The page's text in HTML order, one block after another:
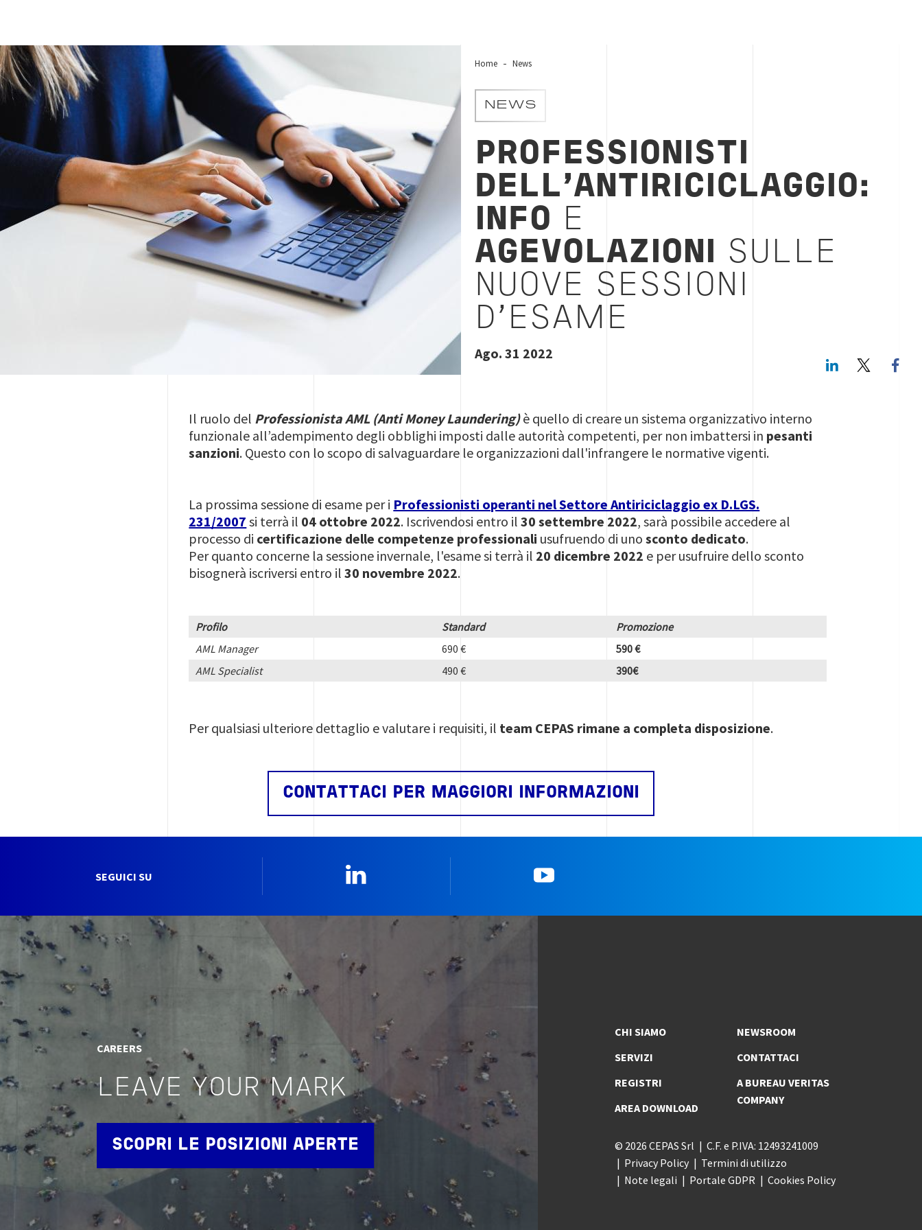
audit
Home News
NEWS
PROFESSIONISTI
DELL'ANTIRICICLAGGIO:
INFO E
AGEVOLAZIONI SULLE
NUOVE SESSIONI
D'ESAME
Ago. 31 2022
LinkedIn
Il ruolo del Professionista AML (Anti Money Laundering)è quello di creare un sistema organizzativo interno
funzionale all’adempimento degli obblighi imposti dalle autorità competenti, per non imbattersi in pesanti
sanzioni. Questo con lo scopo di salvaguardare le organizzazioni dall'infrangere le normative vigenti.
La prossima sessione di esame per i Professionisti operanti nel Settore Antiriciclaggio ex D.LGS.
231/2007 si terrà il 04 ottobre 2022. Iscrivendosi entro il 30 settembre 2022, sarà possibile accedere al
processo di certificazione delle competenze professionali usufruendo di unosconto dedicato.
Per quanto concerne la sessione invernale, l'esame si terrà il 20 dicembre 2022 e per usufruire dello sconto
bisognerà iscriversi entro il30 novembre 2022.
Profilo Standard
Promozione
AML Manager
690 €
590 €
AML Specialist
490 € 390€
Per qualsiasi ulteriore dettaglio e valutare i requisiti, il team CEPAS rimane a completa disposizione.
CONTATTACI PER MAGGIORI INFORMAZIONI
SEGUICI SU
CAREERS
LEAVE YOUR MARK
SCOPRI LE POSIZIONI APERTE
CHI SIAMO
SERVIZI
REGISTRI
AREA DOWNLOAD
NEWSROOM
CONTATTACI
A BUREAU VERITAS
COMPANY
© 2026 CEPAS Srl
C.F. e P.IVA: 12493241009
Privacy Policy
Termini di utilizzo
Note legali
Portale GDPR Cookies Policy